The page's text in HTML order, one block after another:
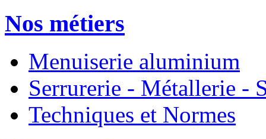
Nos métiers
Menuiserie aluminium
Serrurerie - Métallerie -
Techniques et Normes